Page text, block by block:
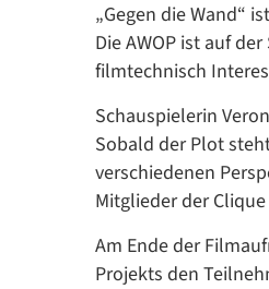
„Gegen die Wand“
Die AWOP ist auf
filmtechnisch
Schauspielerin
Sobald der Plot
verschiedenen
Mitglieder der
Am Ende der
Projekts den